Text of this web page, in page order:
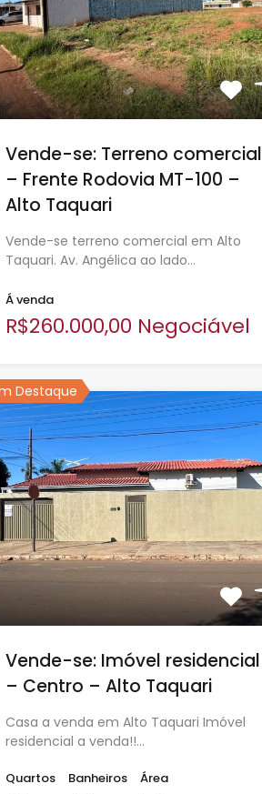
Vende-se: Terreno comercial
– Frente Rodovia MT-100 –
Alto Taquari
Vende-se terreno comercial em Alto
Taquari. Av. Angélica ao lado…
Á venda
R$260.000,00 Negociável
Destaque
Vende-se: Imóvel residencial
– Centro – Alto Taquari
Casa a venda em Alto Taquari Imóvel
residencial a venda!!…
Quartos
Banheiros
Área